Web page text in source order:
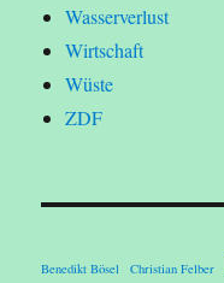
Wasserverlust
Wirtschaft
Wüste
ZDF
Benedikt Bösel Christian Felber